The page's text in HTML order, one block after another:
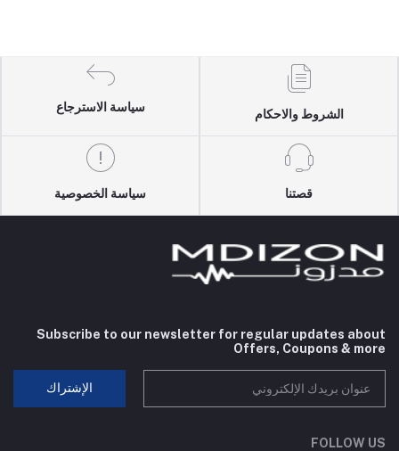
الشروط والاحكام
سياسة الاسترجاع
قصتنا سياسة الخصوصية
Subscribe to our newsletter for regular updates about
Offers, Coupons & more
الإشتراك
FOLLOW US